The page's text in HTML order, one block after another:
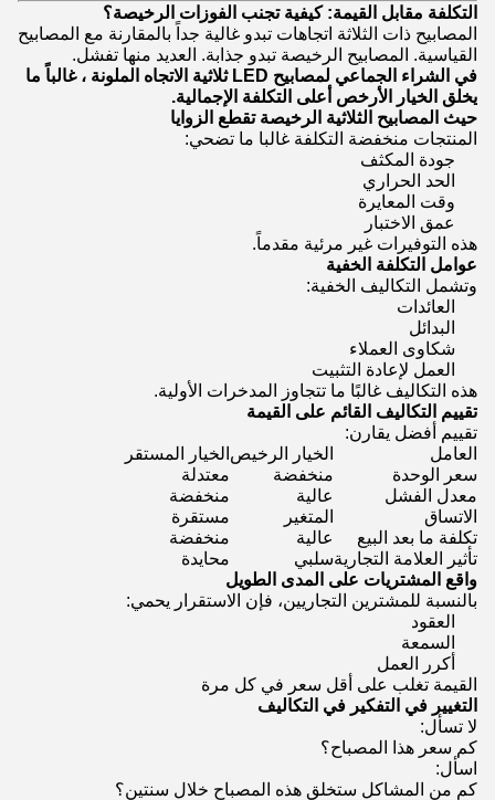
التكلفة مقابل القيمة: كيفية تجنب الفوزات الرخيصة؟
المصابيح ذات الثلاثة اتجاهات تبدو غالية جداً بالمقارنة مع المصابيح
القياسية. المصابيح الرخيصة تبدو جذابة. العديد منها تفشل.
في الشراء الجماعي لمصابيح LED ثلاثية الاتجاه الملونة ، غالباً ما
يخلق الخيار الأرخص أعلى التكلفة الإجمالية.
حيث المصابيح الثلاثية الرخيصة تقطع الزوايا
المنتجات منخفضة التكلفة غالبا ما تضحي:
جودة المكثف
الحد الحراري
وقت المعايرة
عمق الاختبار
هذه التوفيرات غير مرئية مقدماً.
عوامل التكلفة الخفية
وتشمل التكاليف الخفية:
العائدات
البدائل
شكاوى العملاء
العمل لإعادة التثبيت
هذه التكاليف غالبًا ما تتجاوز المدخرات الأولية.
تقييم التكاليف القائم على القيمة
تقييم أفضل يقارن:
العامل
الخيار الرخيصالخيار المستقر
سعر الوحدة
منخفضة
معتدلة
معدل الفشل
عالية
منخفضة
الاتساق
المتغير
مستقرة
تكلفة ما بعد البيع
عالية
منخفضة
تأثير العلامة التجاريةسلبي
محايدة
واقع المشتريات على المدى الطويل
بالنسبة للمشترين التجاريين، فإن الاستقرار يحمي:
العقود
السمعة
أكرر العمل
القيمة تغلب على أقل سعر في كل مرة
التغيير في التفكير في التكاليف
لا تسأل:
كم سعر هذا المصباح؟
اسأل:
كم من المشاكل ستخلق هذه المصباح خلال سنتين؟